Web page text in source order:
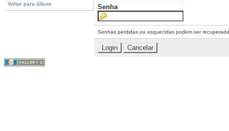
Voltar para álbum Senha
Senhas perdidas ou esquecidas podem ser